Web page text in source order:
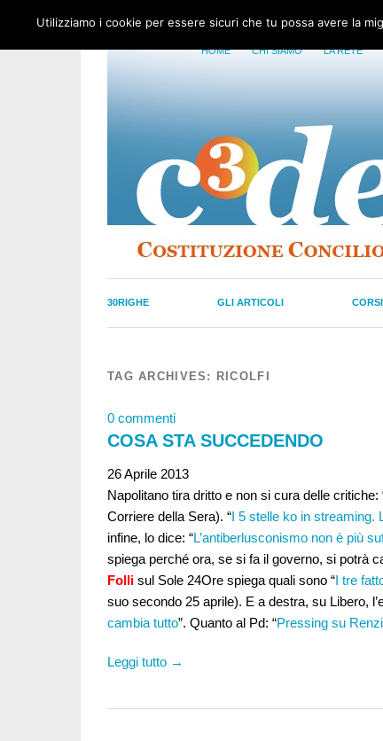
HOME CHI SIAMO LA RETE
30RIGHE GLI ARTICOLI
TAG ARCHIVES: RICOLFI
0 commenti
COSA STA SUCCEDENDO
26 Aprile 2013
Napolitano tira dritto e non si cura delle critiche:
Corriere della Sera). “I 5 stelle ko in streaming.
infine, lo dice: “L’antiberlusconismo non è più
spiega perché ora, se si fa il governo, si potrà
Folli sul Sole 24Ore spiega quali sono “I tre
suo secondo 25 aprile). E a destra, su Libero,
cambia tutto”. Quanto al Pd: “Pressing su
Leggi tutto →
Utilizziamo i cookie per essere sicuri che tu possa avere la